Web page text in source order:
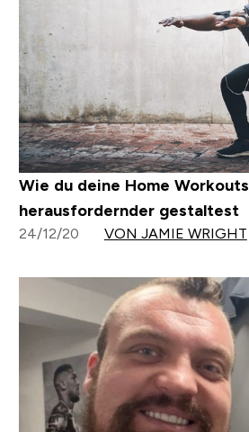
Wie du deine Home Workouts
herausfordernder gestaltest
24/12/20 VON JAMIE WRIGHT